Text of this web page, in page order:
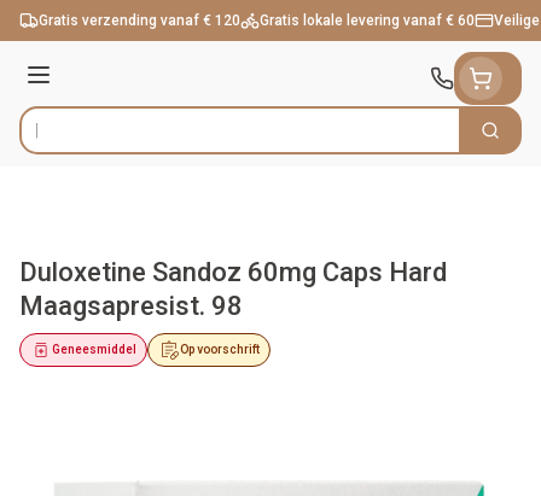
Ga naar de inhoud
Gratis verzending vanaf € 120 Gratis lokale levering vanaf € 60
Menu
Product, merk, categorie... Zoek
Duloxetine Sandoz 60mg Caps Hard
Maagsapresist. 98
Op voorschrift
Geneesmiddel